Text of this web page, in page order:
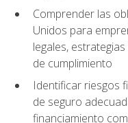
Comprender las
Unidos para
legales,
de cumplimiento
Identificar riesgos
de seguro
financiamiento